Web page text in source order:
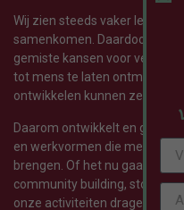
Wij zien steeds vaker
samenkomen. Daardoor
gemiste kansen voor
tot mens te laten ontmoeten,
ontwikkelen kunnen ze in actie
Daarom ontwikkelt en
en werkvormen die mensen
brengen. Of het nu gaat om
community building,
onze activiteiten dragen bij